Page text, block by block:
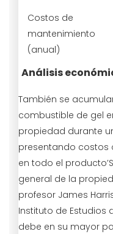
Costos de
mantenimiento
(anual)
Análisis
También se
combustible de gel
propiedad durante
presentando costos
en todo el
general de la
profesor James
Instituto de Estudios
debe en su mayor